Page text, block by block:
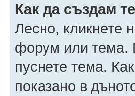
Как да създам
Лесно, кликнете
форум или тема.
пуснете тема.
показано в